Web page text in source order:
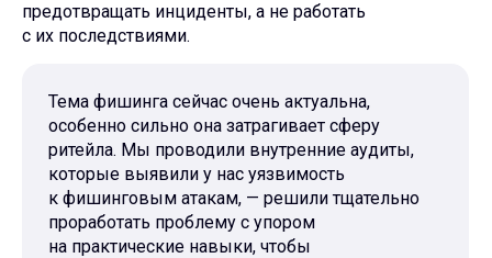
предотвращать инциденты, а не работать
с их последствиями.
Тема фишинга сейчас очень актуальна,
особенно сильно она затрагивает сферу
ритейла. Мы проводили внутренние аудиты,
которые выявили у нас уязвимость
к фишинговым атакам, — решили тщательно
проработать проблему с упором
на практические навыки, чтобы